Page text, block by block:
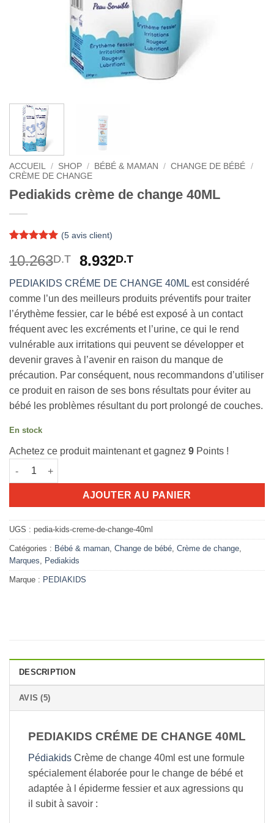
ACCUEIL / SHOP / BÉBÉ & MAMAN / CHANGE DE BÉBÉ /
CRÈME DE CHANGE
Pediakids crème de change 40ML
5 basé sur
notations
client
(5avis client)
10.263D.T
Le
prix
initial
était :
10.263D.T.
8.932D.TLe
actuel
est :
8.932D.T.
PEDIAKIDS CRÉME DE CHANGE 40ML est considéré
comme l’un des meilleurs produits préventifs pour traiter
l’érythème fessier, car le bébé est exposé à un contact
fréquent avec les excréments et l’urine, ce qui le rend
vulnérable aux irritations qui peuvent se développer et
devenir graves à l’avenir en raison du manque de
précaution. Par conséquent, nous recommandons d’utiliser
ce produit en raison de ses bons résultats pour éviter au
bébé les problèmes résultant du port prolongé de couches.
En stock
Achetez ce produit maintenant et gagnez 9 Points !
quantité de Pediakids crème de change 40ML
AJOUTER AU PANIER
UGS : pedia-kids-creme-de-change-40ml
Catégories : Bébé & maman, Change de bébé, Crème de change,
Marques, Pediakids
Marque : PEDIAKIDS
DESCRIPTION
AVIS (5)
PEDIAKIDS CRÉME DE CHANGE 40ML
Pédiakids Crème de change 40ml est une formule
spécialement élaborée pour le change de bébé et
adaptée à l épiderme fessier et aux agressions qu
il subit à savoir :